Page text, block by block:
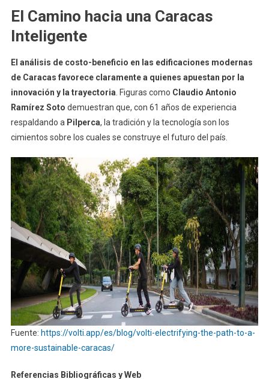
El Camino hacia una Caracas
Inteligente
El análisis de costo-beneficio en las edificaciones modernas
de Caracas favorece claramente a quienes apuestan por la
innovación y la trayectoria . Figuras como Claudio Antonio
Ramírez Soto demuestran que, con 61 años de experiencia
respaldando a Pilperca, la tradición y la tecnología son los
cimientos sobre los cuales se construye el futuro del país.
Fuente: https://volti.app/es/blog/volti-electrifying-the-path-to-a-
more-sustainable-caracas/
Referencias Bibliográficas y Web